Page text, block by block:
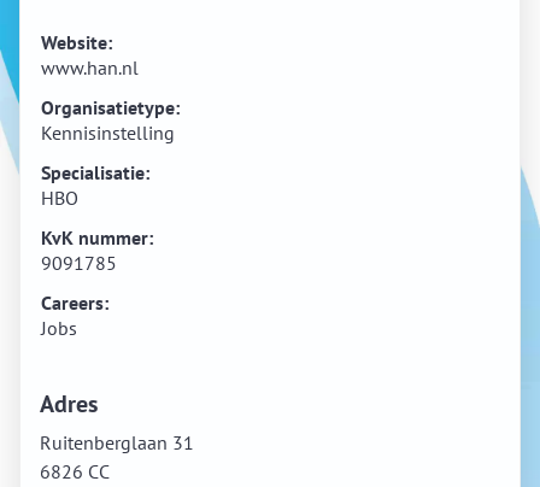
Website:
www.han.nl
Organisatietype:
Kennisinstelling
Specialisatie:
HBO
KvK nummer:
9091785
Careers:
Jobs
Adres
Ruitenberglaan 31
6826 CC